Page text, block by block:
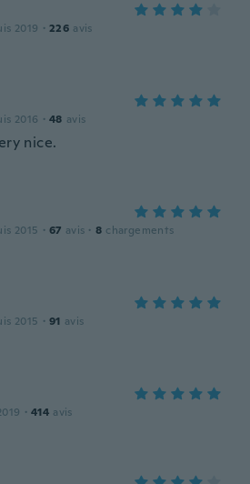
2019 · 226 avis
2016 · 48 avis
nice.
2015 · 67 avis · 8 chargements
2015 · 91 avis
· 414 avis